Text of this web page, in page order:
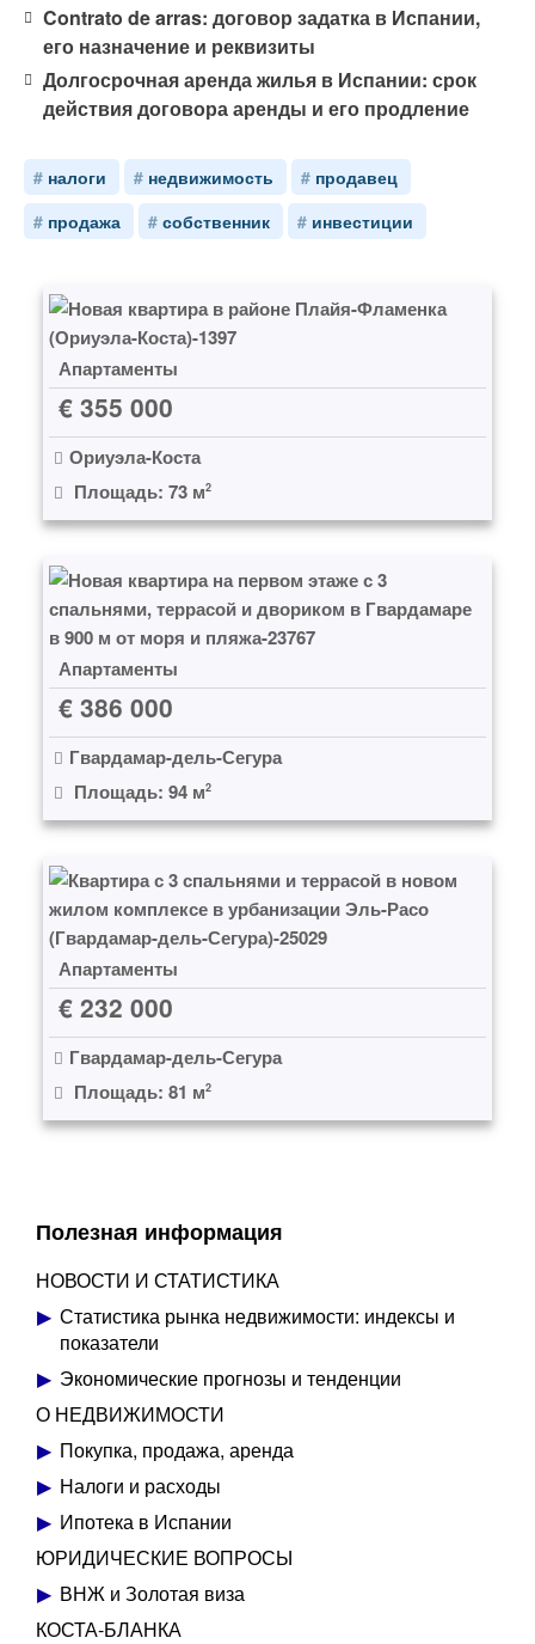
Contrato de arras: договор задатка в Испании,
его назначение и реквизиты
Долгосрочная аренда жилья в Испании: срок
действия договора аренды и его продление
налоги недвижимость
продавец
продажа
собственник инвестиции
Апартаменты
€ 355 000
Ориуэла-Коста
Площадь: 73 м2
Апартаменты
€ 386 000
Гвардамар-дель-Сегура
Площадь: 94 м2
Апартаменты
€ 232 000
Гвардамар-дель-Сегура
Площадь: 81 м2
Полезная информация
НОВОСТИ И СТАТИСТИКА
Статистика рынка недвижимости: индексы и
показатели
Экономические прогнозы и тенденции
О НЕДВИЖИМОСТИ
Покупка, продажа, аренда
Налоги и расходы
Ипотека в Испании
ЮРИДИЧЕСКИЕ ВОПРОСЫ
ВНЖ и Золотая виза
КОСТА-БЛАНКА